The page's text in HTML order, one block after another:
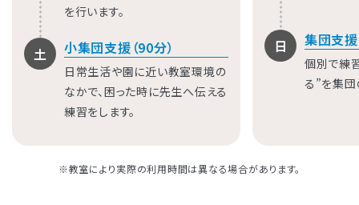
を行います。
土 小集団支援（90分）
日常生活や園に近い教室環境の
なかで、困った時に先生へ伝える
練習をします。
日 集団支援
個別で練
る”を集団
※教室により実際の利用時間は異なる場合があります。